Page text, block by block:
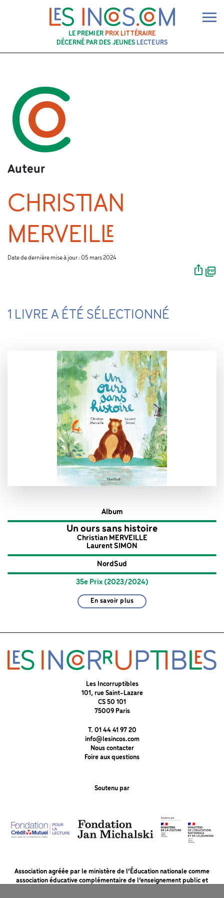
LE PREMIER PRIX LITTÉRAIRE
DÉCERNÉ PAR DES JEUNES LECTEURS
Auteur
CHRISTIAN
MERVEILLE
Date de dernière mise à jour : 05 mars 2024
1 LIVRE A ÉTÉ SÉLECTIONNÉ
Album
Un ours sans histoire
Christian MERVEILLE
Laurent SIMON
NordSud
35e Prix (2023/2024)
En savoir plus
Les Incorruptibles
101, rue Saint-Lazare
CS 50 101
75009 Paris
T. 01 44 41 97 20
info@lesincos.com
Nous contacter
Foire aux questions
Soutenu par
Association agréée par le ministère de l’Éducation nationale comme
association éducative complémentaire de l’enseignement public et